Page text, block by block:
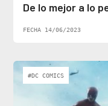
De lo mejor a lo
FECHA 14/06/2023
#DC COMICS